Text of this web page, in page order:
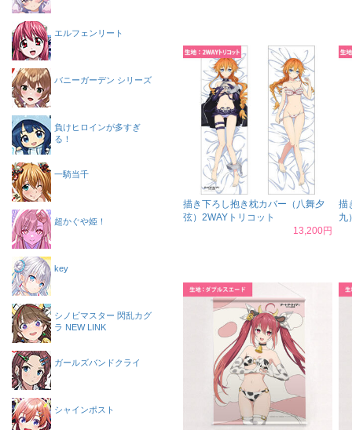
描き下ろし抱き枕カバー（八舞夕
弦）2WAYトリコット
13,200円
描
九
エルフェンリート
バニーガーデン シリーズ
負けヒロインが多すぎ
る！
一騎当千
超かぐや姫！
key
シノビマスター 閃乱カグ
ラ NEW LINK
ガールズバンドクライ
シャインポスト